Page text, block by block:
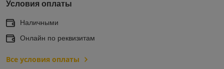
Условия оплаты
Наличными
Онлайн по реквизитам
Все условия оплаты